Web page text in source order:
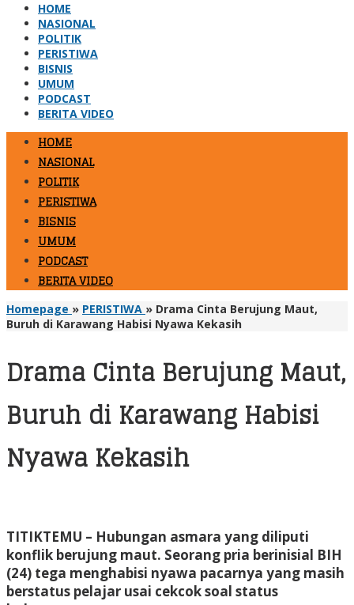
HOME
NASIONAL
POLITIK
PERISTIWA
BISNIS
UMUM
PODCAST
BERITA VIDEO
HOME
NASIONAL
POLITIK
PERISTIWA
BISNIS
UMUM
PODCAST
BERITA VIDEO
Homepage » PERISTIWA » Drama Cinta Berujung Maut,
Buruh di Karawang Habisi Nyawa Kekasih
Drama Cinta Berujung Maut,
Buruh di Karawang Habisi
Nyawa Kekasih
TITIKTEMU – Hubungan asmara yang diliputi
konflik berujung maut. Seorang pria berinisial BIH
(24) tega menghabisi nyawa pacarnya yang masih
berstatus pelajar usai cekcok soal status